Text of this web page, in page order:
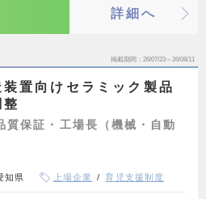
詳細へ
掲載期間 26/07/23～26/08/11
装置向けセラミック製品
質保証・工場長（機械・自動
知県 上場企業 育児支援制度